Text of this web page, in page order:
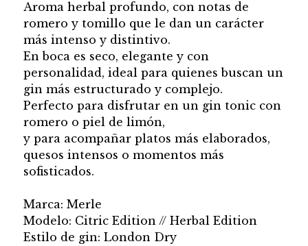
Aroma herbal profundo, con notas de
romero y tomillo que le dan un carácter
más intenso y distintivo.
En boca es seco, elegante y con
personalidad, ideal para quienes buscan un
gin más estructurado y complejo.
Perfecto para disfrutar en un gin tonic con
romero o piel de limón,
y para acompañar platos más elaborados,
quesos intensos o momentos más
sofisticados.
Marca: Merle
Modelo: Citric Edition // Herbal Edition
Estilo de gin: London Dry